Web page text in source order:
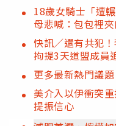
18歲女騎士「遭
母悲喊：包包裡
快訊／還有共犯
拘提3天道盟成員
更多最新熱門議
美介入以伊衝突
提振信心